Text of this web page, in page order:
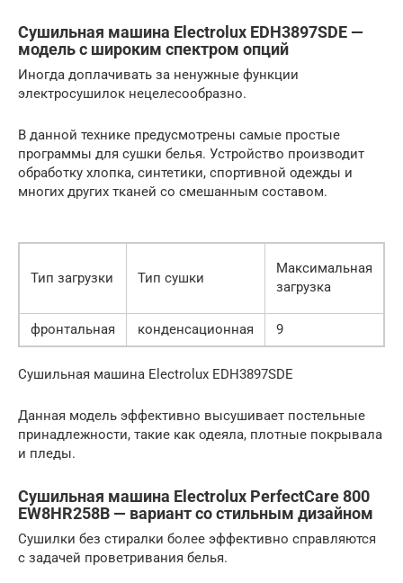
Сушильная машина Electrolux EDH3897SDE —
модель с широким спектром опций
Иногда доплачивать за ненужные функции
электросушилок нецелесообразно.
В данной технике предусмотрены самые простые
программы для сушки белья. Устройство производит
обработку хлопка, синтетики, спортивной одежды и
многих других тканей со смешанным составом.
Тип загрузки Тип сушки
Максимальная
загрузка
фронтальная конденсационная 9
Сушильная машина Electrolux EDH3897SDE
Данная модель эффективно высушивает постельные
принадлежности, такие как одеяла, плотные покрывала
и пледы.
Сушильная машина Electrolux PerfectCare 800
EW8HR258B — вариант со стильным дизайном
Сушилки без стиралки более эффективно справляются
с задачей проветривания белья.